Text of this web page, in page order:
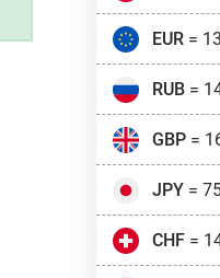
EUR=
RUB=
GBP=
JPY=
CHF=